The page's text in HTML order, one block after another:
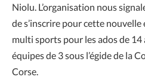
Niolu. L’organisation nous
de s’inscrire pour cette
multi sports pour les ados de 14
équipes de 3 sous l’égide de la
Corse.